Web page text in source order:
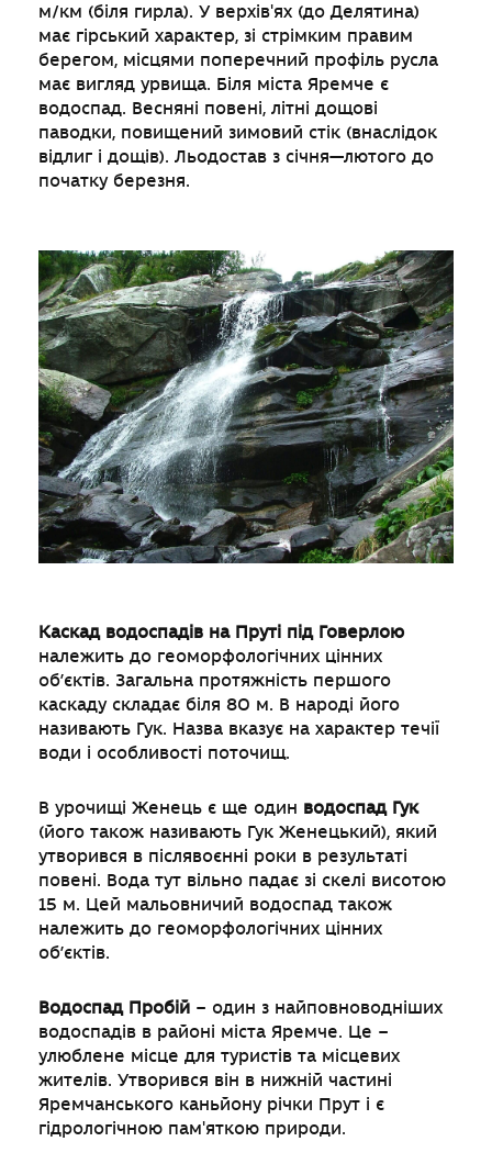
м/км (біля гирла). У верхів'ях (до Делятина)
має гірський характер, зі стрімким правим
берегом, місцями поперечний профіль русла
має вигляд урвища. Біля міста Яремче є
водоспад. Весняні повені, літні дощові
паводки, повищений зимовий стік (внаслідок
відлиг і дощів). Льодостав з січня—лютого до
початку березня.
Каскад водоспадів на Пруті під Говерлою
належить до геоморфологічних цінних
об’єктів. Загальна протяжність першого
каскаду складає біля 80 м. В народі його
називають Гук. Назва вказує на характер течії
води і особливості поточищ.
В урочищі Женець є ще один водоспад Гук
(його також називають Гук Женецький), який
утворився в післявоєнні роки в результаті
повені. Вода тут вільно падає зі скелі висотою
15 м. Цей мальовничий водоспад також
належить до геоморфологічних цінних
об’єктів.
Водоспад Пробій – один з найповноводніших
водоспадів в районі міста Яремче. Це –
улюблене місце для туристів та місцевих
жителів. Утворився він в нижній частині
Яремчанського каньйону річки Прут і є
гідрологічною пам'яткою природи.